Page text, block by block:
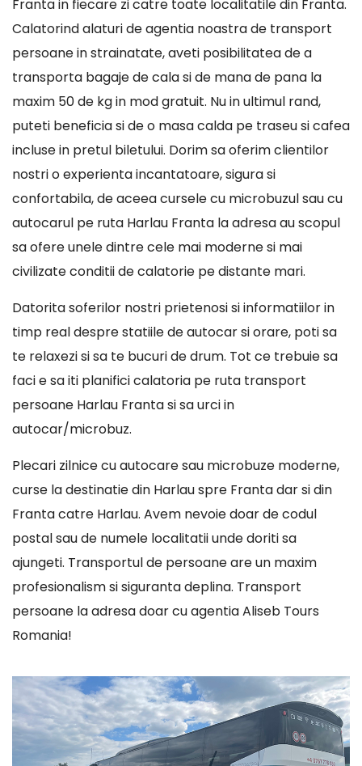
Franta in fiecare zi catre toate localitatile din Franta.
Calatorind alaturi de agentia noastra de transport
persoane in strainatate, aveti posibilitatea de a
transporta bagaje de cala si de mana de pana la
maxim 50 de kg in mod gratuit. Nu in ultimul rand,
puteti beneficia si de o masa calda pe traseu si cafea
incluse in pretul biletului. Dorim sa oferim clientilor
nostri o experienta incantatoare, sigura si
confortabila, de aceea cursele cu microbuzul sau cu
autocarul pe ruta Harlau Franta la adresa au scopul
sa ofere unele dintre cele mai moderne si mai
civilizate conditii de calatorie pe distante mari.
Datorita soferilor nostri prietenosi si informatiilor in
timp real despre statiile de autocar si orare, poti sa
te relaxezi si sa te bucuri de drum. Tot ce trebuie sa
faci e sa iti planifici calatoria pe ruta transport
persoane Harlau Franta si sa urci in
autocar/microbuz.
Plecari zilnice cu autocare sau microbuze moderne,
curse la destinatie din Harlau spre Franta dar si din
Franta catre Harlau. Avem nevoie doar de codul
postal sau de numele localitatii unde doriti sa
ajungeti. Transportul de persoane are un maxim
profesionalism si siguranta deplina. Transport
persoane la adresa doar cu agentia Aliseb Tours
Romania!
Player
video